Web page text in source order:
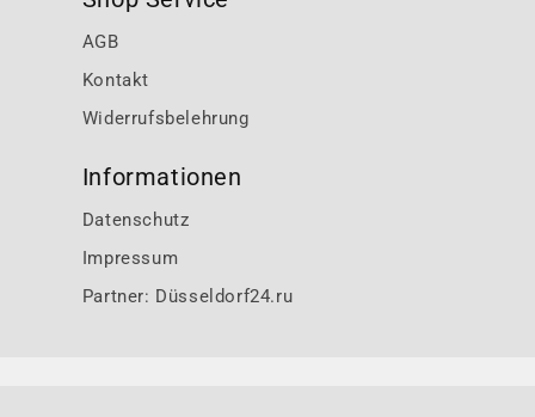
AGB
Kontakt
Widerrufsbelehrung
Informationen
Datenschutz
Impressum
Partner: Düsseldorf24.ru